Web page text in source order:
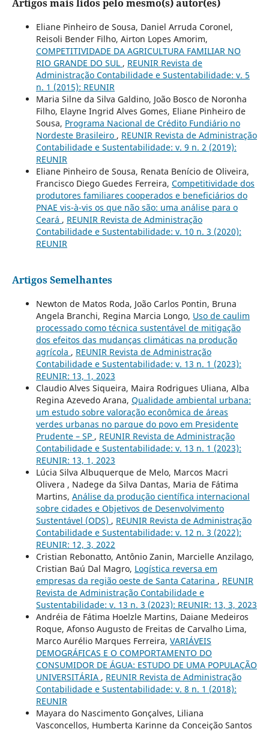
Artigos mais lidos pelo mesmo(s) autor(es)
Eliane Pinheiro de Sousa, Daniel Arruda Coronel,
Reisoli Bender Filho, Airton Lopes Amorim,
COMPETITIVIDADE DA AGRICULTURA FAMILIAR NO
RIO GRANDE DO SUL , REUNIR Revista de
Administração Contabilidade e Sustentabilidade: v. 5
n. 1 (2015): REUNIR
Maria Silne da Silva Galdino, João Bosco de Noronha
Filho, Elayne Ingrid Alves Gomes, Eliane Pinheiro de
Sousa, Programa Nacional de Crédito Fundiário no
Nordeste Brasileiro , REUNIR Revista de Administração
Contabilidade e Sustentabilidade: v. 9 n. 2 (2019):
REUNIR
Eliane Pinheiro de Sousa, Renata Benício de Oliveira,
Francisco Diego Guedes Ferreira, Competitividade dos
produtores familiares cooperados e beneficiários do
PNAE vis-à-vis os que não são: uma análise para o
Ceará , REUNIR Revista de Administração
Contabilidade e Sustentabilidade: v. 10 n. 3 (2020):
REUNIR
Artigos Semelhantes
Newton de Matos Roda, João Carlos Pontin, Bruna
Angela Branchi, Regina Marcia Longo, Uso de caulim
processado como técnica sustentável de mitigação
dos efeitos das mudanças climáticas na produção
agrícola , REUNIR Revista de Administração
Contabilidade e Sustentabilidade: v. 13 n. 1 (2023):
REUNIR: 13, 1, 2023
Claudio Alves Siqueira, Maira Rodrigues Uliana, Alba
Regina Azevedo Arana, Qualidade ambiental urbana:
um estudo sobre valoração econômica de áreas
verdes urbanas no parque do povo em Presidente
Prudente – SP , REUNIR Revista de Administração
Contabilidade e Sustentabilidade: v. 13 n. 1 (2023):
REUNIR: 13, 1, 2023
Lúcia Silva Albuquerque de Melo, Marcos Macri
Olivera , Nadege da Silva Dantas, Maria de Fátima
Martins, Análise da produção científica internacional
sobre cidades e Objetivos de Desenvolvimento
Sustentável (ODS) , REUNIR Revista de Administração
Contabilidade e Sustentabilidade: v. 12 n. 3 (2022):
REUNIR: 12, 3, 2022
Cristian Rebonatto, Antônio Zanin, Marcielle Anzilago,
Cristian Baú Dal Magro, Logística reversa em
empresas da região oeste de Santa Catarina , REUNIR
Revista de Administração Contabilidade e
Sustentabilidade: v. 13 n. 3 (2023): REUNIR: 13, 3, 2023
Andréia de Fátima Hoelzle Martins, Daiane Medeiros
Roque, Afonso Augusto de Freitas de Carvalho Lima,
Marco Aurélio Marques Ferreira, VARIÁVEIS
DEMOGRÁFICAS E O COMPORTAMENTO DO
CONSUMIDOR DE ÁGUA: ESTUDO DE UMA POPULAÇÃO
UNIVERSITÁRIA , REUNIR Revista de Administração
Contabilidade e Sustentabilidade: v. 8 n. 1 (2018):
REUNIR
Mayara do Nascimento Gonçalves, Liliana
Vasconcellos, Humberta Karinne da Conceição Santos